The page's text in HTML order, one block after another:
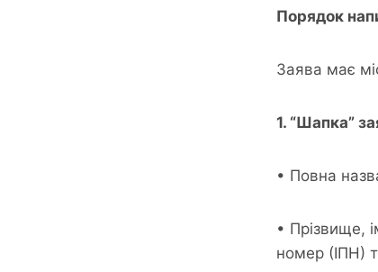
Порядок
Заява має
1. “Шапка”
• Повна
• Прізвище,
номер (ІПН)